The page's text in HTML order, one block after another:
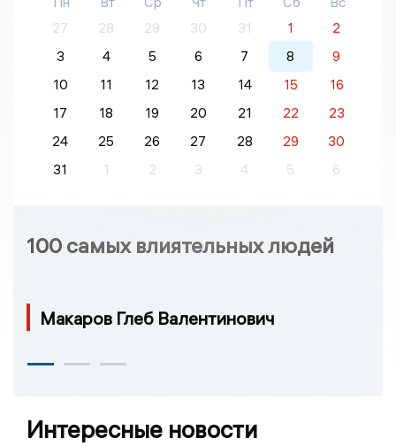
27
28 29 30 31 1
2
3
4 5 6 7 8
9
10
11 12 13 14 15
16
17
18 19 20 21 22
23
24
25 26 27 28 29
30
31
1 2 3 4 5 6
100 самых влиятельных людей
Макаров Глеб Валентинович
Интересные новости